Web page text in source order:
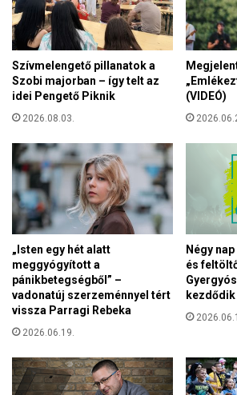
t
l
á
s
e
l
n
k
á
b
b
a
v
a
á
f
e
l
é
f
o
r
d
u
,
h
Szívmelengető pillanatok a
Szobi majorban – így telt az
idei Pengető Piknik
2026.08.03.
(VIDEÓ)
„Isten egy hét alatt
meggyógyított a
pánikbetegségből” –
vadonatúj szerzeménnyel tért
vissza Parragi Rebeka
2026.06.19.
Négy
és